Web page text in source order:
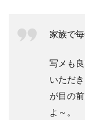
家族で
写メも
いただ
が目の
よ～。